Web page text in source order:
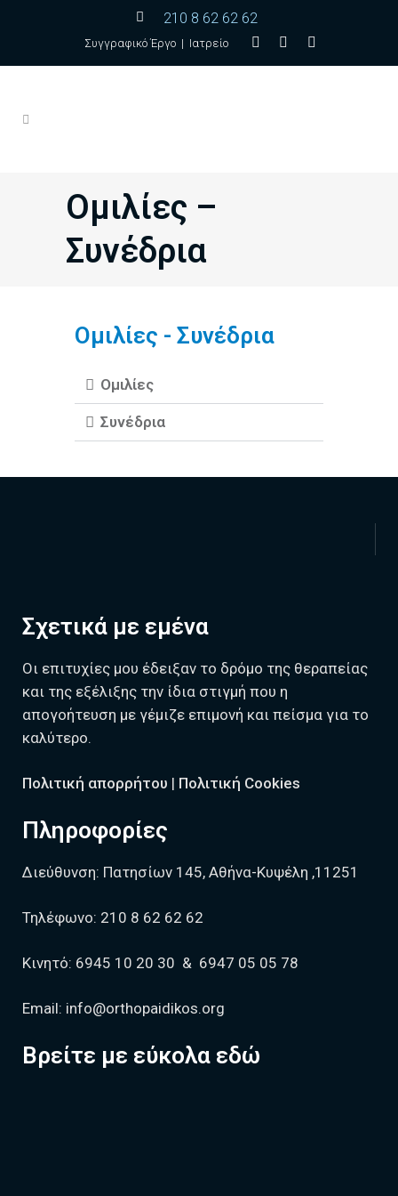
210 8 62 62 62
Συγγραφικό Έργο | Ιατρείο
Ομιλίες –
Συνέδρια
Ομιλίες - Συνέδρια
Ομιλίες
Συνέδρια
Σχετικά με εμένα
Οι επιτυχίες μου έδειξαν το δρόμο της θεραπείας
και της εξέλιξης την ίδια στιγμή που η
απογοήτευση με γέμιζε επιμονή και πείσμα για το
καλύτερο.
Πολιτική απορρήτου | Πολιτική Cookies
Πληροφορίες
Διεύθυνση: Πατησίων 145, Αθήνα-Κυψέλη ,11251
Τηλέφωνο: 210 8 62 62 62
Κινητό: 6945 10 20 30 & 6947 05 05 78
Email: info@orthopaidikos.org
Βρείτε με εύκολα εδώ